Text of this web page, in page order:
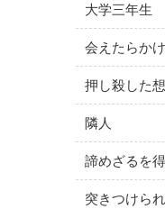
大学三年生
会えたらか
押し殺した
隣人
諦めざるを
突きつけら